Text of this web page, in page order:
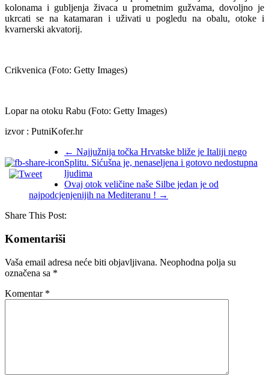
kolonama i gubljenja živaca u prometnim gužvama, dovoljno je
ukrcati se na katamaran i uživati u pogledu na obalu, otoke i
kvarnerski akvatorij.
Crikvenica (Foto: Getty Images)
Lopar na otoku Rabu (Foto: Getty Images)
izvor : PutniKofer.hr
← Najjužnija točka Hrvatske bliže je Italiji nego
Splitu. Sićušna je, nenaseljena i gotovo nedostupna
ljudima
Ovaj otok veličine naše Silbe jedan je od
najpodcjenjenijih na Mediteranu ! →
Share This Post:
Komentariši
Vaša email adresa neće biti objavljivana. Neophodna polja su
označena sa *
Komentar *